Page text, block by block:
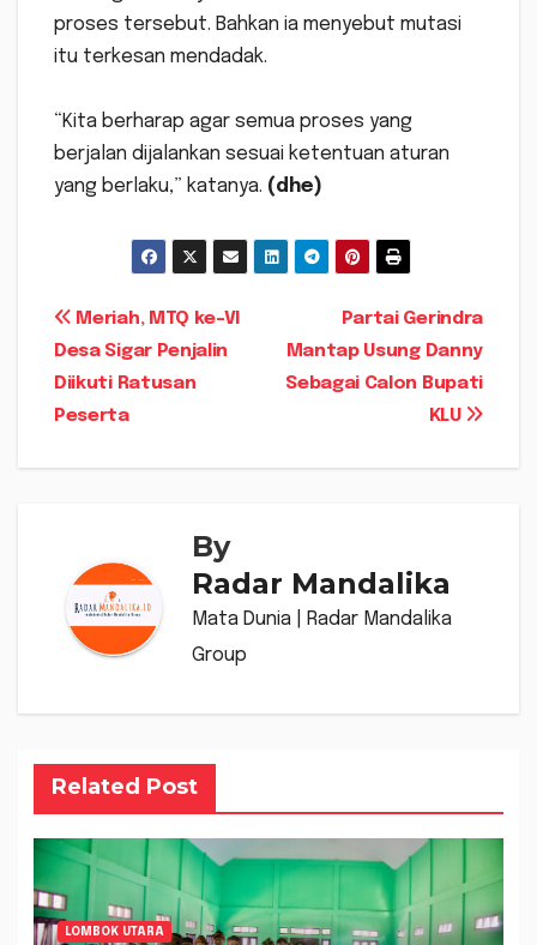
proses tersebut. Bahkan ia menyebut mutasi
itu terkesan mendadak.
“Kita berharap agar semua proses yang
berjalan dijalankan sesuai ketentuan aturan
yang berlaku,” katanya. (dhe)
Navigasi
pos
Partai Gerindra
Mantap Usung Danny
Sebagai Calon Bupati
KLU
Meriah, MTQ ke-VI
Desa Sigar Penjalin
Diikuti Ratusan
Peserta
By
Radar Mandalika
Mata Dunia | Radar Mandalika
Group
Related Post
LOMBOK UTARA